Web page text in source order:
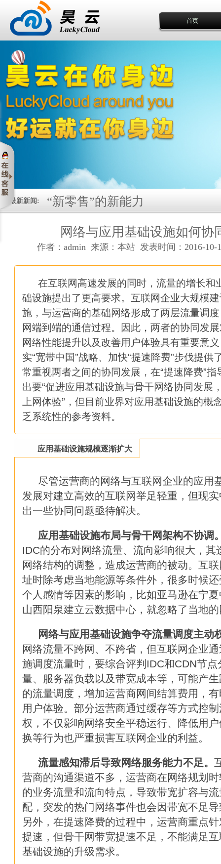
首页
最新新闻:
“新零售”的新能力
关于“大数据”的15条干货思考
如何设计成功而有价值的数据
论数据中心运维工作的提升技巧
数据中心网络布线工程必备七
网络钓鱼进化之路
为什么我们不能再过度依赖网
对象存储九大关键特征
人工智能会统治世界吗？马克
企业如何实现互联网+业务与IT
如何构建一个私有存储云
这是网络安全的基石：密码学
为何企业无法从数据科学中真
展望2017年：这些技术将冲击
2017年云计算和数据中心五大
年关将至，历数今年悲催的宕
又到年终，看九大企业技术趋势
CIO们的2017——5大领域4个技
大数据失败案例提醒：8个不能
CIO:IT从运维到运营
马云乌镇演讲实录：未来30年
AI技术大力冲击就业市场 哪些
2016热门数据存储技术
CIO:淘汰你的不是新技术，而
网络与应用基础设施如何协
作者：admin 来源：本站 发表时间：2016-10-
在互联网高速发展的同时，流量的增长和
础设施提出了更高要求。互联网企业大规模
施，与运营商的基础网络形成了两层流量调
网端到端的通信过程。因此，两者的协同发
网络性能提升以及改善用户体验具有重要意
实“宽带中国”战略、加快“提速降费”步伐提供
常重视两者之间的协同发展，在“提速降费”指
出要“促进应用基础设施与骨干网络协同发展
上网体验”，但目前业界对应用基础设施的概
乏系统性的参考资料。
应用基础设施规模逐渐扩大
尽管运营商的网络与互联网企业的应用
发展对建立高效的互联网举足轻重，但现
出一些协同问题亟待解决。
应用基础设施布局与骨干网架构不协调
IDC的分布对网络流量、流向影响很大，其
网络结构的调整，造成运营商的被动。互
址时除考虑当地能源等条件外，很多时候
个人感情等因素的影响，比如亚马逊在宁
山西阳泉建立云数据中心，就忽略了当地
网络与应用基础设施争夺流量调度主动
网络流量不跨网、不跨省，但互联网企业
施调度流量时，要综合评判IDC和CDN节
量、服务器负载以及带宽成本等，可能产
的流量调度，增加运营商网间结算费用，
用户体验。部分运营商通过缓存等方式控
权，不仅影响网络安全平稳运行、降低用
换等行为也严重损害互联网企业的利益。
流量感知滞后导致网络服务能力不足。
营商的沟通渠道不多，运营商在网络规划
的业务流量和流向特点，导致带宽扩容与
配，突发的热门网络事件也会因带宽不足
另外，在提速降费的过程中，运营商重点
提速，但骨干网带宽提速不足，不能满足
基础设施的升级需求。